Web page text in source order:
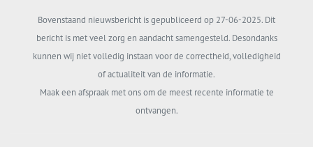
Bovenstaand nieuwsbericht is gepubliceerd op 27-06-2025. Dit
bericht is met veel zorg en aandacht samengesteld. Desondanks
kunnen wij niet volledig instaan voor de correctheid, volledigheid
of actualiteit van de informatie.
Maak een afspraak met ons om de meest recente informatie te
ontvangen.